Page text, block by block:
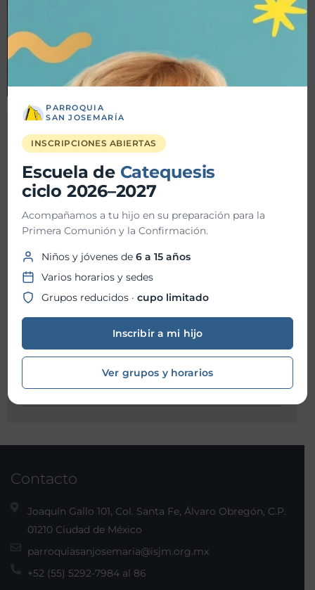
Detalles
Fecha inicio:07-09-2024
Hora fin:
12:30 PM
Organizador:
Contacto
Joaquín Gallo 101, Col. Santa Fe, Álvaro Obregón, C.P.
01210 Ciudad de México
parroquiasanjosemaria@isjm.org.mx
+52 (55) 5292-7984 al 86
PARROQUIA
SAN JOSEMARÍA
INSCRIPCIONES ABIERTAS
Escuela de Catequesis
ciclo 2026–2027
Acompañamos a tu hijo en su preparación para la
Primera Comunión y la Confirmación.
Niños y jóvenes de6 a 15 años
Varios horarios y sedes
Grupos reducidos ·cupo limitado
Inscribir a mi hijo
Ver grupos y horarios